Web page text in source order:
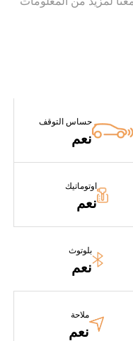
حساس التوقف
نعم
اوتوماتيك
نعم
بلوتوث
نعم
ملاحة
نعم